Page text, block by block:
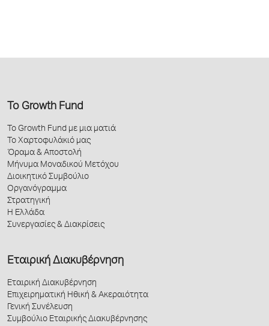
Το Growth Fund
Το Growth Fund με μια ματιά
Το Χαρτοφυλάκιό μας
Όραμα & Αποστολή
Μήνυμα Μοναδικού Μετόχου
Διοικητικό Συμβούλιο
Οργανόγραμμα
Στρατηγική
Η Ελλάδα
Συνεργασίες & Διακρίσεις
Εταιρική Διακυβέρνηση
Εταιρική Διακυβέρνηση
Επιχειρηματική Ηθική & Ακεραιότητα
Γενική Συνέλευση
Συμβούλιο Εταιρικής Διακυβέρνησης